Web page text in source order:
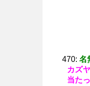
470: 名
カズ
当た